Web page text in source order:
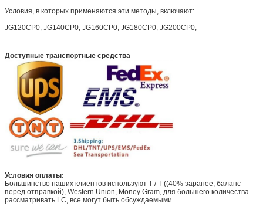
Условия, в которых применяются эти методы, включают:
JG120CP0, JG140CP0, JG160CP0, JG180CP0, JG200CP0,
Доступные транспортные средства
Условия оплаты:
Большинство наших клиентов используют T / T ((40% заранее, баланс
перед отправкой), Western Union, Money Gram, для большего количества
рассматривать LC, все могут быть обсуждаемыми.